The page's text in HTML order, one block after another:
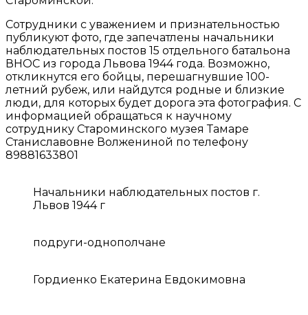
Сотрудники с уважением и признательностью
публикуют фото, где запечатлены начальники
наблюдательных постов 15 отдельного батальона
ВНОС из города Львова 1944 года. Возможно,
откликнутся его бойцы, перешагнувшие 100-
летний рубеж, или найдутся родные и близкие
люди, для которых будет дорога эта фотография. С
информацией обращаться к научному
сотруднику Староминского музея Тамаре
Станиславовне Волжениной по телефону
89881633801
Начальники наблюдательных постов г.
Львов 1944 г
подруги-однополчане
Гордиенко Екатерина Евдокимовна